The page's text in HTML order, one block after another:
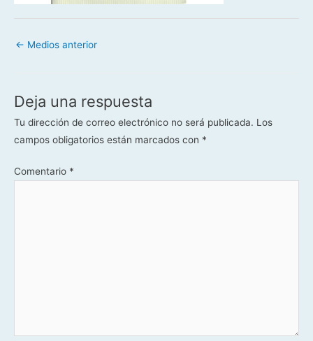
← Medios anterior
Deja una respuesta
Tu dirección de correo electrónico no será publicada. Los
campos obligatorios están marcados con *
Comentario *